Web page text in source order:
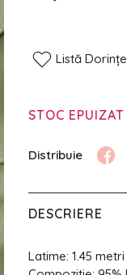
Listă Dorințe
STOC EPUIZAT
DESCRIERE
Latime: 1.45 metri